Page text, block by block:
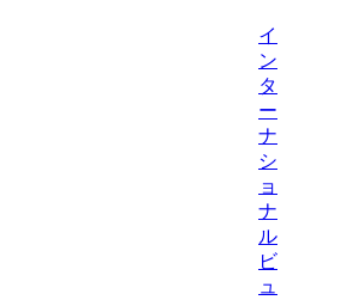
イ
ン
タ
ー
ナ
シ
ョ
ナ
ル
ビ
ュ